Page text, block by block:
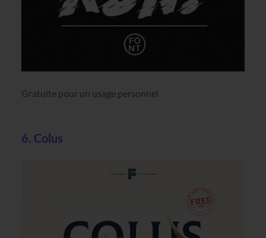
Gratuite pour un usage personnel
6. Colus